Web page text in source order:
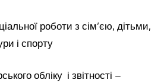
роботи з сім’єю, дітьми,
і спорту
обліку і звітності –